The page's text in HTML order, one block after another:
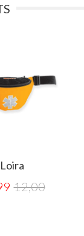
Loira
12,00